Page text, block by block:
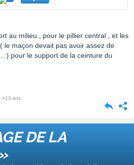
au milieu , pour le pillier central , et les
le maçon devait pas avoir assez de
) pour le support de la ceinture du
+13 ans.
DE LA